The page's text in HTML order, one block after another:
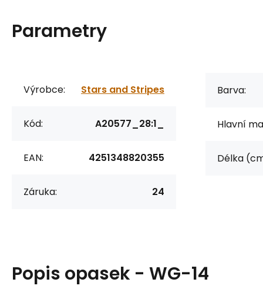
Parametry
Výrobce: Stars and Stripes
Kód: A20577_28:1_
EAN: 4251348820355
Záruka: 24
Barva:
Hlavní
Délka
Popis opasek - WG-14